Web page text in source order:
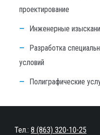
проектирование
Инженерные
Разработка
условий
Полиграфические
Тел.: 8 (863) 320-10-25